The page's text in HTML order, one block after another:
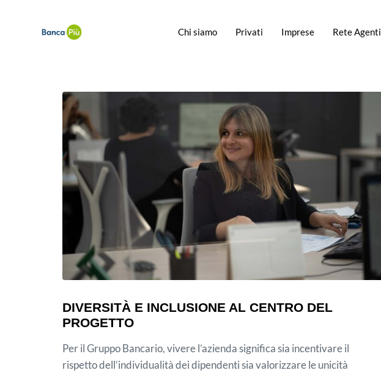
Chi siamo Privati Imprese Rete Agenti
DIVERSITÀ E INCLUSIONE AL CENTRO DEL
PROGETTO
Per il Gruppo Bancario, vivere l’azienda significa sia incentivare il
rispetto dell’individualità dei dipendenti sia valorizzare le unicità